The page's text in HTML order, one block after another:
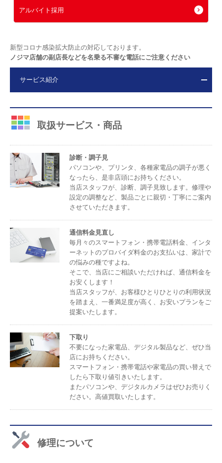
アルバイト採用
新型コロナ感染拡大防止の対応しております。
ノジマ店舗の副店長などを名乗る不審な電話にご注意ください
サービス紹介
取扱サービス・商品
診断・調子見
パソコンや、プリンタ、各種家電品の調子が悪く
なったら、是非店頭にお持ちください。
当店スタッフが、診断、調子見致します。修理や
設定の調整など、製品ごとに親切・丁寧にご案内
させていただきます。
通信料金見直し
毎月々のスマートフォン・携帯電話料金、インタ
ーネットのプロバイダ料金のお支払いは、家計で
の悩みの種ですよね。
そこで、当店にご相談いただければ、通信料金を
お安くします！
当店スタッフが、お客様ひとりひとりの利用状況
を踏まえ、一番満足度が高く、お安いプランをご
提案いたします。
下取り
不要になった家電品、デジタル製品など、ぜひ当
店にお持ちください。
スマートフォン・携帯電話や家電品の買い替えで
したら下取り値引きいたします。
またパソコンや、デジタルカメラはぜひお売りく
ださい。高値買取いたします。
修理について